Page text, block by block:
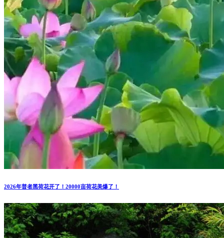
2026年普者黑荷花开了！20000亩荷花美爆了！